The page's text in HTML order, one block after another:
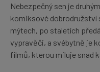
Nebezpečný sen je
komiksové dobrodružství
mýtech, po staletích
vypravěči, a svébytně je
filmů, kterou miluje snad